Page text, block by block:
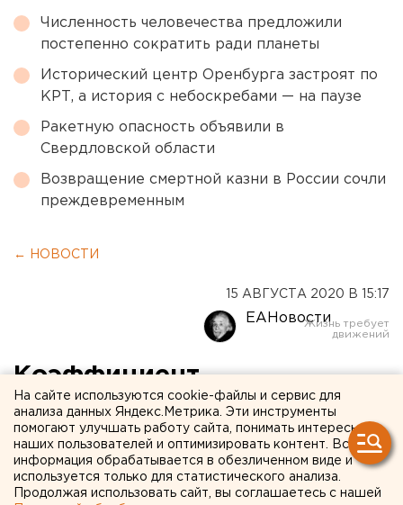
Численность человечества предложили
постепенно сократить ради планеты
Исторический центр Оренбурга застроят по
КРТ, а история с небоскребами — на паузе
Ракетную опасность объявили в
Свердловской области
Возвращение смертной казни в России сочли
преждевременным
← НОВОСТИ
15 АВГУСТА 2020 В 15:17
ЕАНовости
Коэффициент
распространения
коронавируса на Среднем
Урале упал за неделю
На сайте используются cookie-файлы и сервис для
анализа данных Яндекс.Метрика. Эти инструменты
помогают улучшать работу сайта, понимать интересы
наших пользователей и оптимизировать контент. Вся
информация обрабатывается в обезличенном виде и
используется только для статистического анализа.
Продолжая использовать сайт, вы соглашаетесь с нашей